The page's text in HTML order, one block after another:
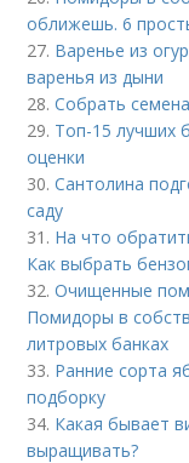
оближешь. 6
27. Варенье из
варенья из дыни
28.Собрать
29. Топ-15 лучших
оценки
30.Сантолина
саду
31. На что
Как выбрать
32.Очищенные
Помидоры в
литровых банках
33. Ранние сорта
подборку
34. Какая бывает
выращивать?